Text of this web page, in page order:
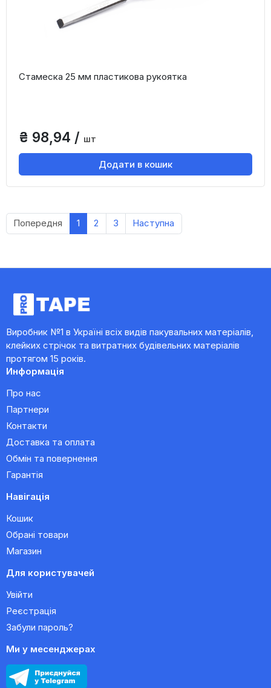
Стамеска 25 мм пластикова рукоятка
₴ 98,94 / шт
Додати в кошик
Попередня 1 2 3 Наступна
Виробник №1 в Україні всіх видів пакувальних матеріалів,
клейких стрічок та витратних будівельних матеріалів
протягом 15 років.
Информація
Про нас
Партнери
Контакти
Доставка та оплата
Обмін та повернення
Гарантія
Навігація
Кошик
Обрані товари
Магазин
Для користувачей
Увійти
Реєстрація
Забули пароль?
Ми у месенджерах